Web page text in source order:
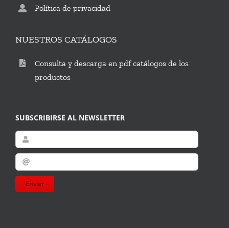
Política de privacidad
NUESTROS CATÁLOGOS
Consulta y descarga en pdf catálogos de los
productos
SUBSCRIBIRSE AL NEWSLETTER
Enviar